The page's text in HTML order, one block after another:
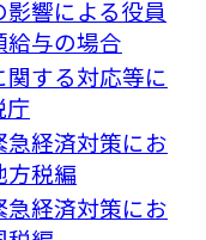
響による役員
与の場合
する対応等に
庁
経済対策にお
税編
経済対策にお